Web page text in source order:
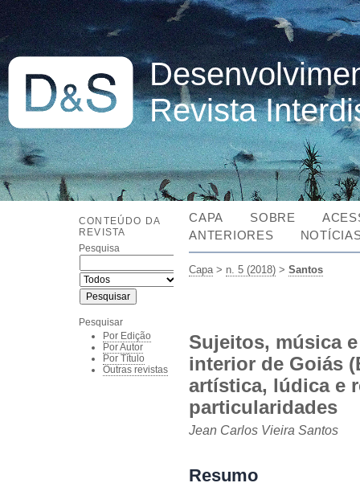
Revista
CONTEÚDO DA
REVISTA
Pesquisa
Pesquisar
Por Edição
Por Autor
Por Título
Outras revistas
CAPA SOBRE
ANTERIORES
Capa > n. 5 (2018) >Santos
Sujeitos, música
interior de Goiás
artística, lúdica e
particularidades
Jean Carlos Vieira Santos
Resumo